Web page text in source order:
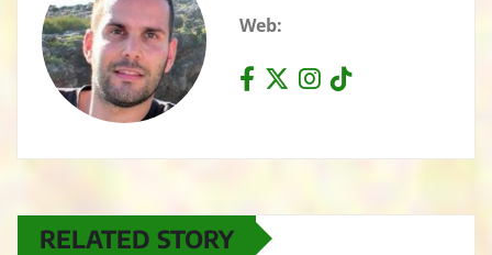
Web:
RELATED STORY